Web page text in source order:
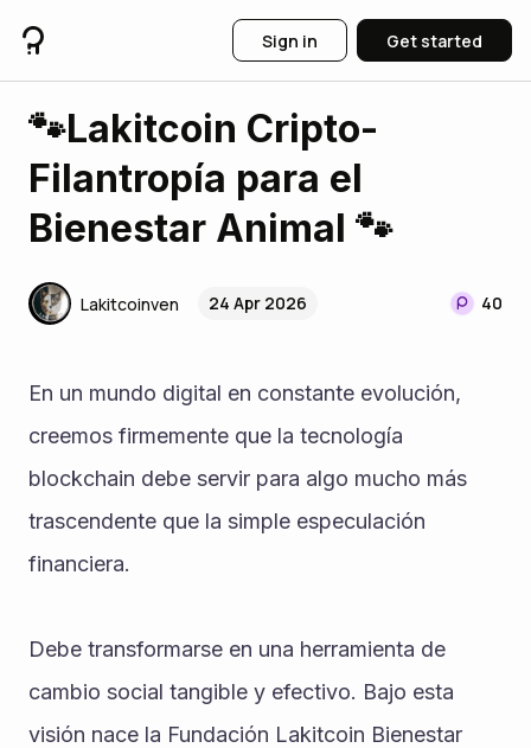
Sign in Get started
🐾Lakitcoin Cripto-
Filantropía para el
Bienestar Animal 🐾
Lakitcoinven 24 Apr 2026 40
‎En un mundo digital en constante evolución,
creemos firmemente que la tecnología
blockchain debe servir para algo mucho más
trascendente que la simple especulación
financiera.
Debe transformarse en una herramienta de
cambio social tangible y efectivo. Bajo esta
visión nace la Fundación Lakitcoin Bienestar